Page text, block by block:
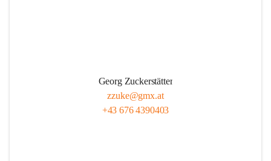
Georg Zuckerstätter
zzuke@gmx.at
+43 676 4390403